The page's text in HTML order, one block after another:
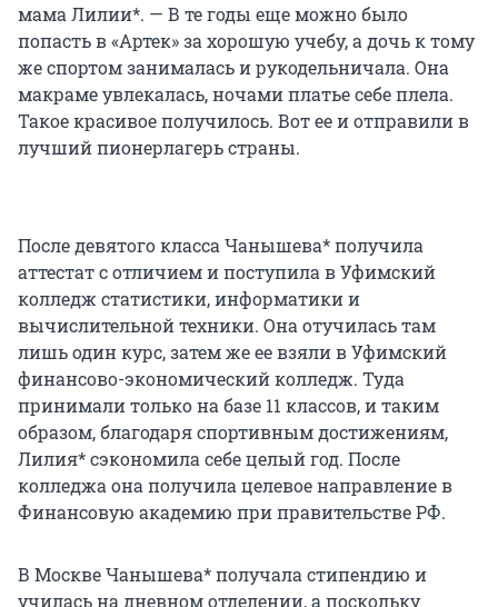
мама Лилии*. — В те годы еще можно было
попасть в «Артек» за хорошую учебу, а дочь к тому
же спортом занималась и рукодельничала. Она
макраме увлекалась, ночами платье себе плела.
Такое красивое получилось. Вот ее и отправили в
лучший пионерлагерь страны.
После девятого класса Чанышева* получила
аттестат с отличием и поступила в Уфимский
колледж статистики, информатики и
вычислительной техники. Она отучилась там
лишь один курс, затем же ее взяли в Уфимский
финансово-экономический колледж. Туда
принимали только на базе 11 классов, и таким
образом, благодаря спортивным достижениям,
Лилия* сэкономила себе целый год. После
колледжа она получила целевое направление в
Финансовую академию при правительстве РФ.
В Москве Чанышева* получала стипендию и
училась на дневном отделении, а поскольку